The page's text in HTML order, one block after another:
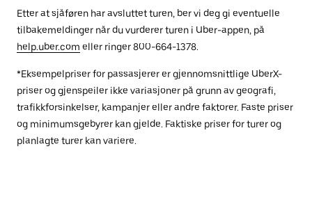
Etter at sjåføren har avsluttet turen, ber vi deg gi eventuelle
tilbakemeldinger når du vurderer turen i Uber-appen, på
help.uber.com eller ringer 800-664-1378.
*Eksempelpriser for passasjerer er gjennomsnittlige UberX-
priser og gjenspeiler ikke variasjoner på grunn av geografi,
trafikkforsinkelser, kampanjer eller andre faktorer. Faste priser
og minimumsgebyrer kan gjelde. Faktiske priser for turer og
planlagte turer kan variere.